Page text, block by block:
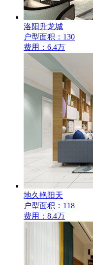
洛阳升龙城
户型面积：130
费用：6.4万
地久艳阳天
户型面积：118
费用：8.4万